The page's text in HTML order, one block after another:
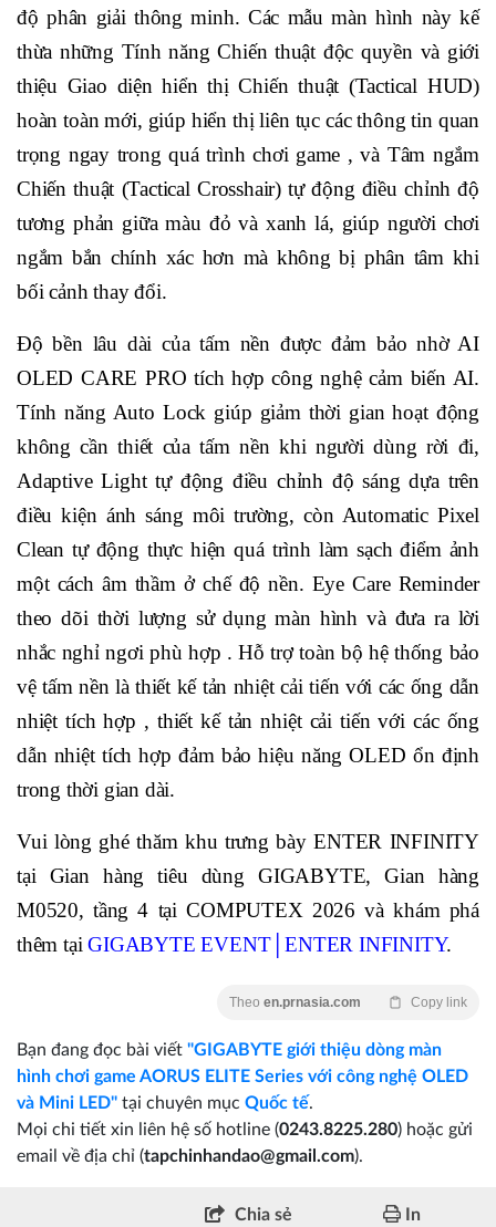
độ phân giải thông minh. Các mẫu màn hình này kế
thừa những Tính năng Chiến thuật độc quyền và giới
thiệu Giao diện hiển thị Chiến thuật (Tactical HUD)
hoàn toàn mới, giúp hiển thị liên tục các thông tin quan
trọng ngay trong quá trình chơi game , và Tâm ngắm
Chiến thuật (Tactical Crosshair) tự động điều chỉnh độ
tương phản giữa màu đỏ và xanh lá, giúp người chơi
ngắm bắn chính xác hơn mà không bị phân tâm khi
bối cảnh thay đổi.
Độ bền lâu dài của tấm nền được đảm bảo nhờ AI
OLED CARE PRO tích hợp công nghệ cảm biến AI.
Tính năng Auto Lock giúp giảm thời gian hoạt động
không cần thiết của tấm nền khi người dùng rời đi,
Adaptive Light tự động điều chỉnh độ sáng dựa trên
điều kiện ánh sáng môi trường, còn Automatic Pixel
Clean tự động thực hiện quá trình làm sạch điểm ảnh
một cách âm thầm ở chế độ nền. Eye Care Reminder
theo dõi thời lượng sử dụng màn hình và đưa ra lời
nhắc nghỉ ngơi phù hợp . Hỗ trợ toàn bộ hệ thống bảo
vệ tấm nền là thiết kế tản nhiệt cải tiến với các ống dẫn
nhiệt tích hợp , thiết kế tản nhiệt cải tiến với các ống
dẫn nhiệt tích hợp đảm bảo hiệu năng OLED ổn định
trong thời gian dài.
Vui lòng ghé thăm khu trưng bày ENTER INFINITY
tại Gian hàng tiêu dùng GIGABYTE, Gian hàng
M0520, tầng 4 tại COMPUTEX 2026 và khám phá
thêm tạiGIGABYTE EVENT│ENTER INFINITY.
Theo en.prnasia.com Copy link
Bạn đang đọc bài viết "GIGABYTE giới thiệu dòng màn
hình chơi game AORUS ELITE Series với công nghệ OLED
và Mini LED" tại chuyên mục Quốc tế.
Mọi chi tiết xin liên hệ số hotline (0243.8225.280) hoặc gửi
email về địa chỉ (tapchinhandao@gmail.com).
Chia sẻ In